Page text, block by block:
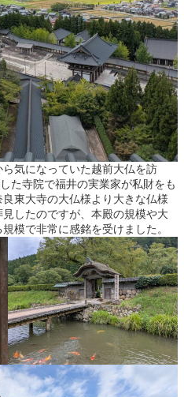
気になっていた越前大仏を訪
た寺院で福井の実業家が私財をも
東大寺の大仏様より大きな仏様
したのですが、本殿の規模や大
模で非常に感銘を受けました。